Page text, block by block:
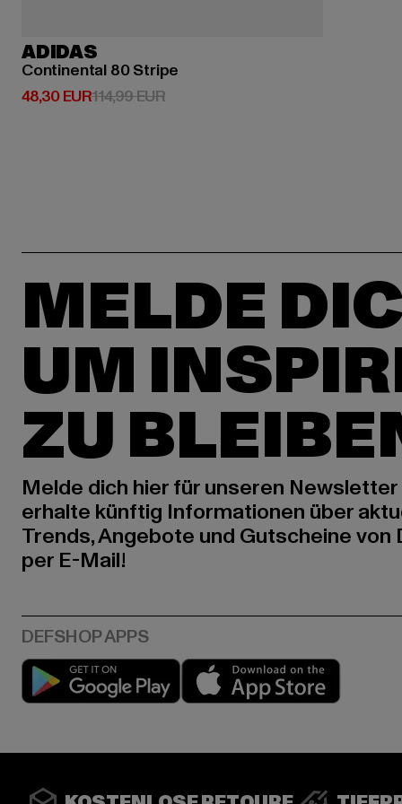
ADIDAS
Continental 80 Stripe
48,30 EUR
Derzeitiger Preis: 48,30 EUR
114,99 EURAktionspreis: 114,99 EUR
MELDE
UM
ZU
Melde dich hier für unseren Newsletter
erhalte künftig Informationen über
Trends, Angebote und Gutscheine von
per E-Mail!
Play market